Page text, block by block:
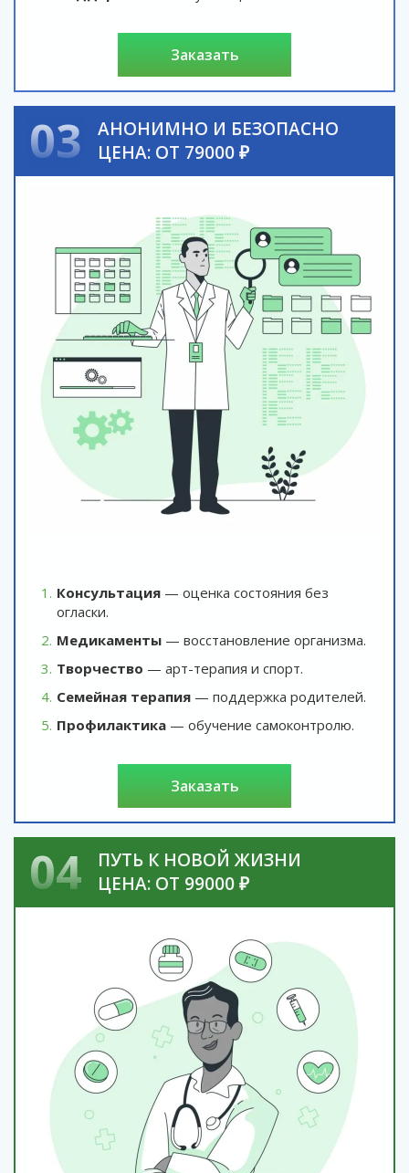
заказать
03
АНОНИМНО И БЕЗОПАСНО
ЦЕНА: ОТ 79000 ₽
Консультация — оценка состояния без
огласки.
Медикаменты — восстановление организма.
Творчество — арт-терапия и спорт.
Семейная терапия — поддержка родителей.
Профилактика — обучение самоконтролю.
заказать
04
ПУТЬ К НОВОЙ ЖИЗНИ
ЦЕНА: ОТ 99000 ₽